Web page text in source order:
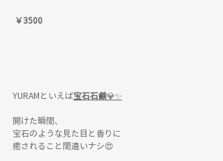
￥3500
YURAMといえば宝石石鹸💎✨
開けた瞬間、
宝石のような見た目と香りに
癒されること間違いナシ😍